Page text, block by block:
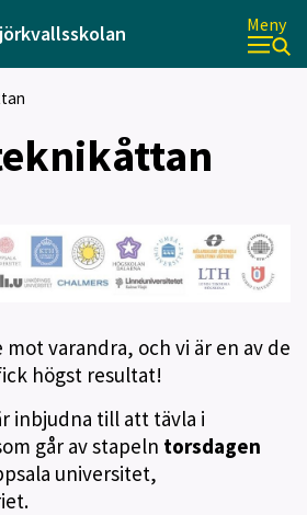
Meny
mot varandra, och vi är en av de
högst resultat!
inbjudna till att tävla i
går av stapeln torsdagen
universitet,